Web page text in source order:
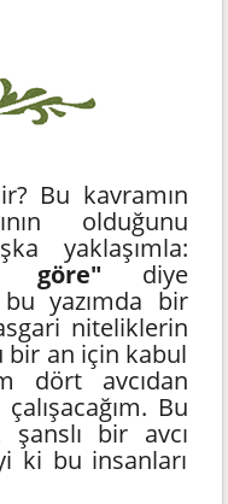
Bu kavramın
olduğunu
yaklaşımla:
göre" diye
yazımda bir
niteliklerin
bir an için kabul
dört avcıdan
Bu
bir avcı
ki bu insanları